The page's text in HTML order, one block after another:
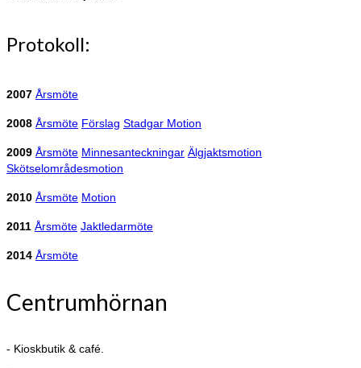
Protokoll:
2007 Årsmöte
2008 Årsmöte Förslag Stadgar Motion
2009 Årsmöte Minnesanteckningar Älgjaktsmotion
Skötselområdesmotion
2010 Årsmöte Motion
2011 Årsmöte Jaktledarmöte
2014 Årsmöte
Centrumhörnan
- Kioskbutik & café.